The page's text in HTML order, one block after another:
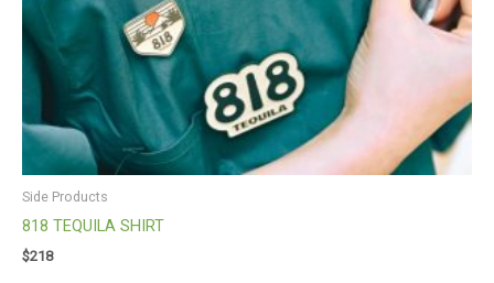
Side Products
818 TEQUILA SHIRT
$218